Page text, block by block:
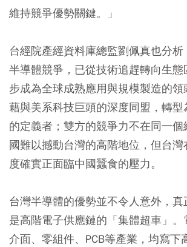
維持競爭優勢關鍵。」
台經院產經資料庫總監劉佩真也分
半導體競爭，已從技術追趕轉向生
步成為全球成熟應用與規模製造的
藉與美系科技巨頭的深度同盟，轉型
的定義者；雙方的競爭力不在同一個
國難以撼動台灣的高階地位，但台
度確實正面臨中國蠶食的壓力。
台灣半導體的優勢並不令人意外，真
是高階電子供應鏈的「集體超車」
介面、零組件、PCB等產業，均寫下